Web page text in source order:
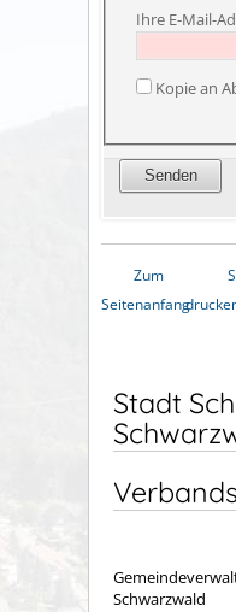
Ihre E-Mail-
Kopie an
Zum
Seitenanfang
Stadt
Schwarzwald